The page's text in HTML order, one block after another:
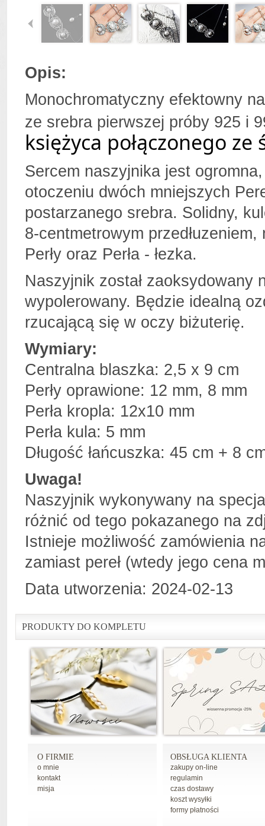
Opis:
Monochromatyczny efektowny
ze srebra pierwszej próby 925 i
księżyca połączonego
Sercem naszyjnika jest
otoczeniu dwóch mniejszych
postarzanego srebra. Solidny,
8-centmetrowym
Perły oraz Perła - łezka.
Naszyjnik został zaoksydowany
wypolerowany. Będzie idealną
rzucającą się w oczy biżuterię.
Wymiary:
Centralna blaszka: 2,5 x 9 cm
Perły oprawione: 12 mm, 8 mm
Perła kropla: 12x10 mm
Perła kula: 5 mm
Długość łańcuszka: 45 cm + 8
Uwaga!
Naszyjnik wykonywany na
różnić od tego pokazanego na
Istnieje możliwość zamówienia
zamiast pereł (wtedy jego cena
Data utworzenia: 2024-02-13
PRODUKTY DO KOMPLETU
O FIRMIE
o mnie
kontakt
misja
OBSŁUGA KLIENTA
zakupy on-line
regulamin
czas dostawy
koszt wysyłki
formy płatności